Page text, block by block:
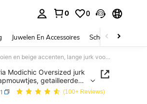
0 0
Juwelen En Accessoires Schoonheid &
Aveloria Modichic Oversized jurk met opgevulde schouders, kapmouwtjes, getailleerde plooien en beige accenten, lange jurk voor dames
Modichic Oversized jurk
getailleerde
jurk voor dames(100+ Reviews)